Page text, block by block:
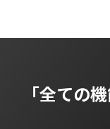
「全ての